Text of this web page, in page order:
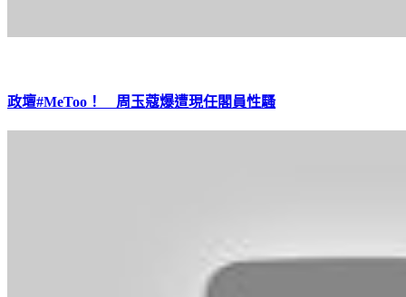
政壇#MeToo！ 周玉蔻爆遭現任閣員性騷